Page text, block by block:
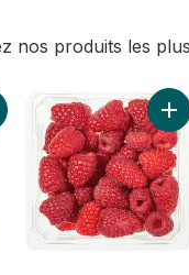
nos produits les
Sac d'avocat au